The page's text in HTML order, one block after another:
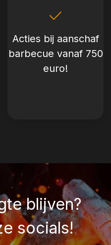
Acties bij aanschaf
barbecue vanaf 750
euro!
blijven?
socials!